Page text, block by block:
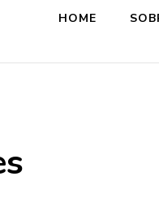
HOME